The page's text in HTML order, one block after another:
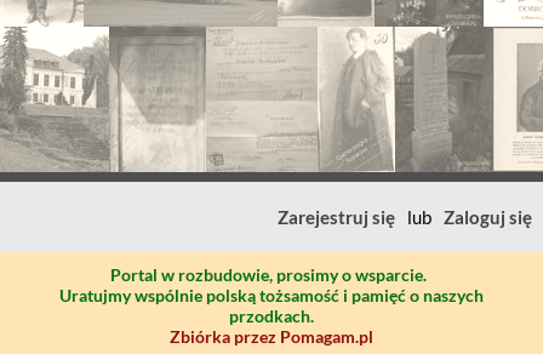
Zarejestruj się lub Zaloguj się
Portal w rozbudowie, prosimy o wsparcie.
Uratujmy wspólnie polską tożsamość i pamięć o naszych
przodkach.
Zbiórka przez Pomagam.pl